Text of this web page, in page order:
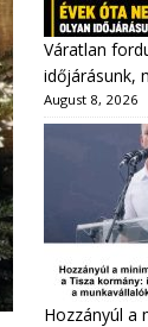
Váratlan
időjárásunk,
August 8, 2026
Hozzányúl a